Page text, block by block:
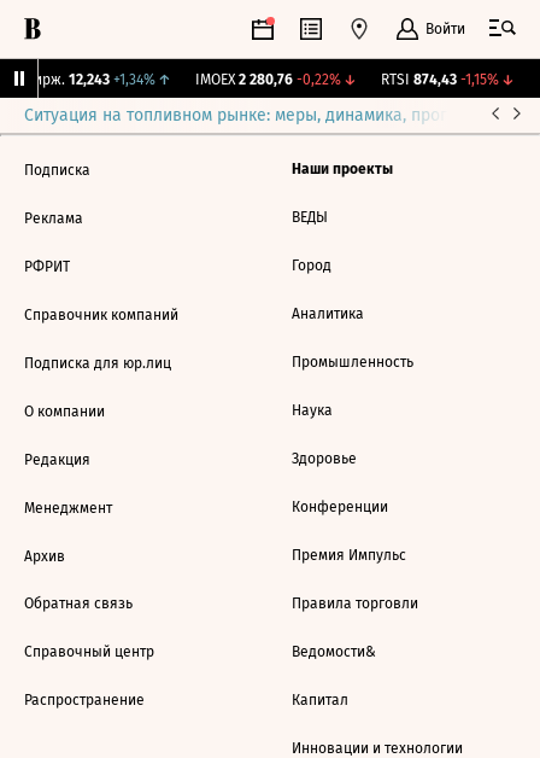
Войти
Бирж. 12,243 +1,34%↑ IMOEX 2 280,76 -0,22%↓ RTSI 874,43 -1,15%↓
Ситуация на топливном рынке: меры, динамика, прогнозы
Подписка
Реклама
РФРИТ
Справочник компаний
Подписка для юр.лиц
О компании
Редакция
Менеджмент
Архив
Обратная связь
Справочный центр
Распространение
Наши проекты
ВЕДЫ
Город
Аналитика
Промышленность
Наука
Здоровье
Конференции
Премия Импульс
Правила торговли
Ведомости&
Капитал
Инновации и технологии